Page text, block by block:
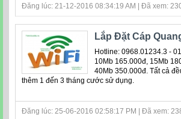
Đăng lúc: 21-12-2016 08:34:19 AM | Đã xem:
Lắp Đặt Cáp
Hotline: 0968.01234.3 -
10Mb 165.000đ, 15Mb
40Mb 350.000đ. Tất cả
thêm 1 đến 3 tháng cước sử dụng.
Đăng lúc: 25-06-2016 02:58:17 PM | Đã xem: